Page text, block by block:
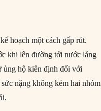
hoạch một cách gấp rút.
khi lên đường tới nước láng
ủng hộ kiên định đối với
nặng không kém hai nhóm